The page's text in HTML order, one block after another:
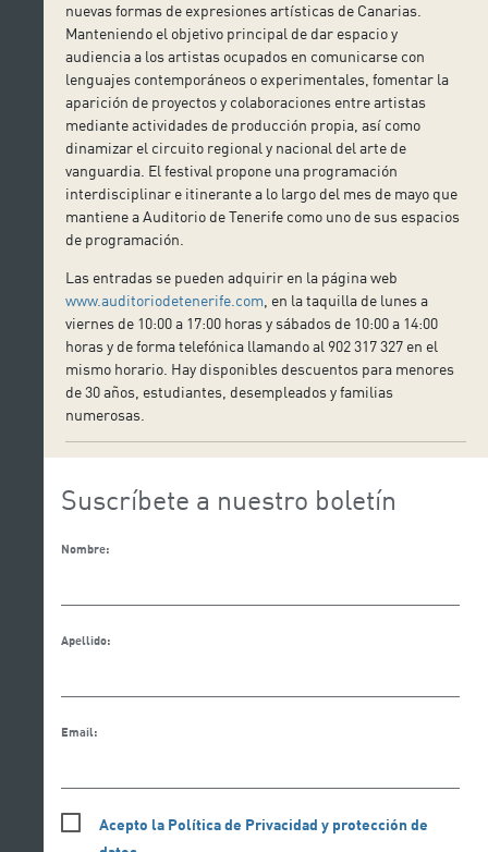
nuevas formas de expresiones artísticas de Canarias.
Manteniendo el objetivo principal de dar espacio y
audiencia a los artistas ocupados en comunicarse con
lenguajes contemporáneos o experimentales, fomentar la
aparición de proyectos y colaboraciones entre artistas
mediante actividades de producción propia, así como
dinamizar el circuito regional y nacional del arte de
vanguardia. El festival propone una programación
interdisciplinar e itinerante a lo largo del mes de mayo que
mantiene a Auditorio de Tenerife como uno de sus espacios
de programación.
Las entradas se pueden adquirir en la página web
www.auditoriodetenerife.com , en la taquilla de lunes a
viernes de 10:00 a 17:00 horas y sábados de 10:00 a 14:00
horas y de forma telefónica llamando al 902 317 327 en el
mismo horario. Hay disponibles descuentos para menores
de 30 años, estudiantes, desempleados y familias
numerosas.
Suscríbete a nuestro boletín
Nombre:
Apellido:
Email:
Acepto la Política de Privacidad y protección de